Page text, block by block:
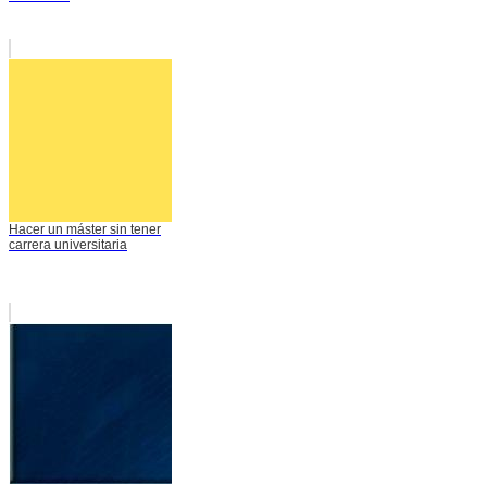
Hacer un máster sin tener
carrera universitaria